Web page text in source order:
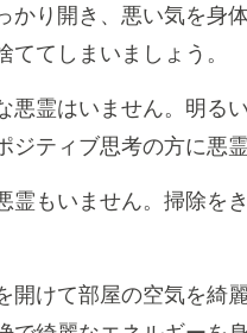
かり開き、悪い気を身
ててしまいましょう。
悪霊はいません。明る
ジティブ思考の方に悪
霊もいません。掃除を
開けて部屋の空気を綺